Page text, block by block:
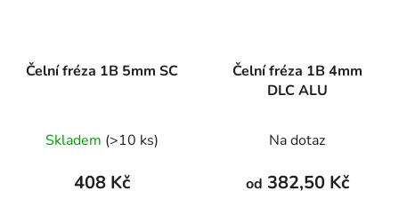
Čelní fréza 1B 5mm SC
Skladem (>10 ks)
408 Kč
Čelní fréza 1B 4mm
DLC ALU
Na dotaz
od 382,50 Kč